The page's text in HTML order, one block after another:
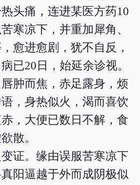
头痛，连进某医方药10
寒凉下，并重加犀角、
愈进愈剧，犹不自反，
已20日，始延余诊视。
肿而焦，赤足露身，烦
，身热似火，渴而喜饮
，大便已数日不解，食
散。
证。缘由误服苦寒凉下
阳逼越于外而成阴极似